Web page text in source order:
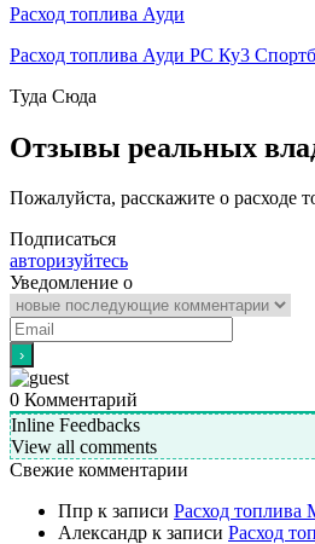
Расход топлива Ауди
Расход топлива Ауди РС Ку3
Туда Сюда
Отзывы реальных
Пожалуйста, расскажите о расходе
Подписаться
авторизуйтесь
Уведомление о
0 Комментарий
Inline Feedbacks
View all comments
Свежие комментарии
Ппр к записи Расход топлива
Александр к записи Расход